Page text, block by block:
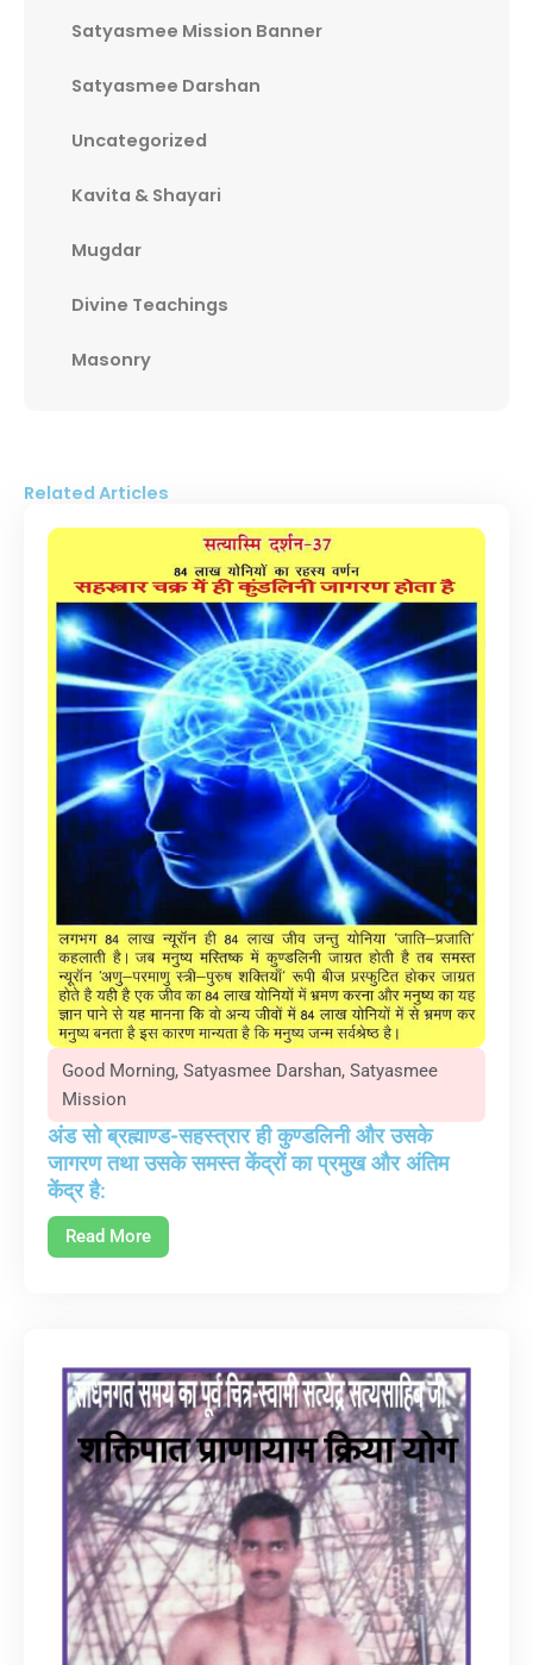
Satyasmee Mission Banner
Satyasmee Darshan
Uncategorized
Kavita & Shayari
Mugdar
Divine Teachings
Masonry
Related Articles
Good Morning, Satyasmee Darshan, Satyasmee
Mission
अंड सो ब्रह्माण्ड-सहस्त्रार ही कुण्डलिनी और उसके
जागरण तथा उसके समस्त केंद्रों का प्रमुख और अंतिम
केंद्र है:
Read More